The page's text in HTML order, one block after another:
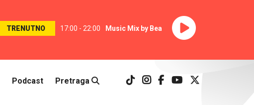
TRENUTNO 17:00 - 22:00 Music Mix by Bea
Podcast Pretraga